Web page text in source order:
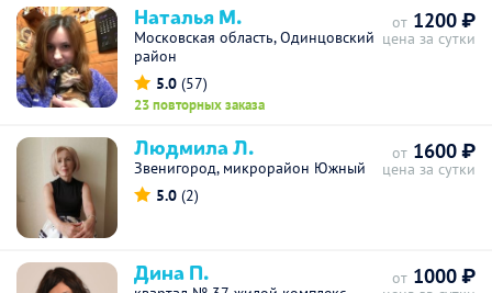
Наталья М.
Московская область, Одинцовский
район
5.0 (57)
23 повторных заказа
от 1200 ₽
цена за сутки
Людмила Л.
Звенигород, микрорайон Южный
5.0 (2)
от 1600 ₽
цена за сутки
Дина П. от 1000 ₽